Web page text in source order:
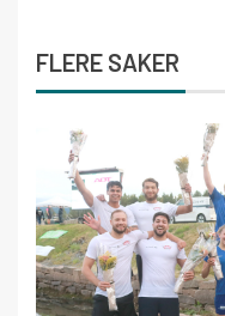
FLERE SAKER